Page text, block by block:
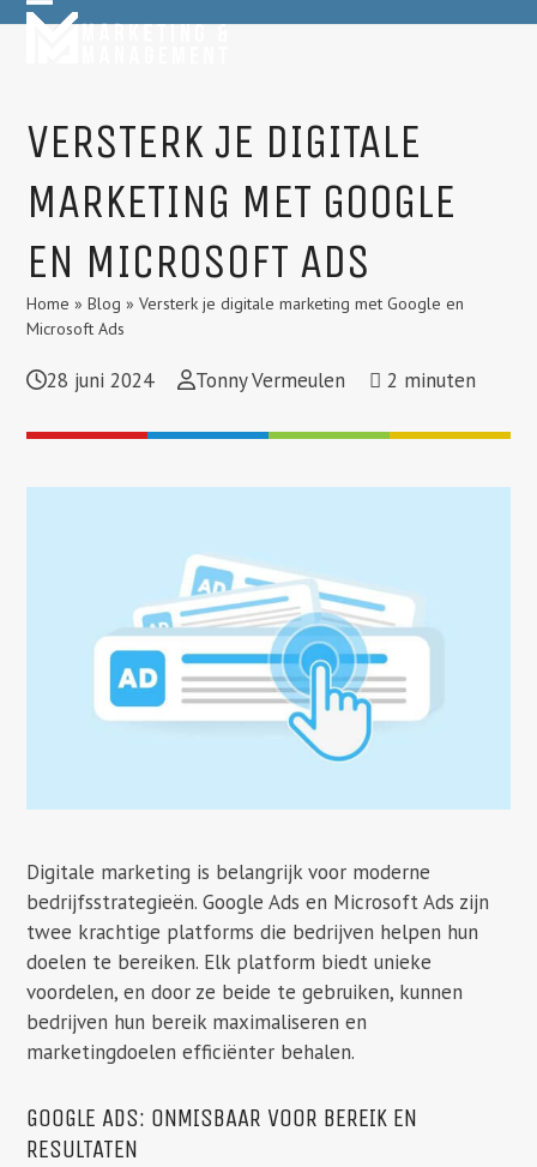
SkipOpen
Close
VERSTERK JE DIGITALE
MARKETING MET GOOGLE
EN MICROSOFT ADS
Home »Blog »Versterk je digitale marketing met Google en
Microsoft Ads
28 juni 2024 Tonny Vermeulen 2 minuten
Digitale marketing is belangrijk voor moderne
bedrijfsstrategieën. Google Ads en Microsoft Ads zijn
twee krachtige platforms die bedrijven helpen hun
doelen te bereiken. Elk platform biedt unieke
voordelen, en door ze beide te gebruiken, kunnen
bedrijven hun bereik maximaliseren en
marketingdoelen efficiënter behalen.
GOOGLE ADS: ONMISBAAR VOOR BEREIK EN
RESULTATEN